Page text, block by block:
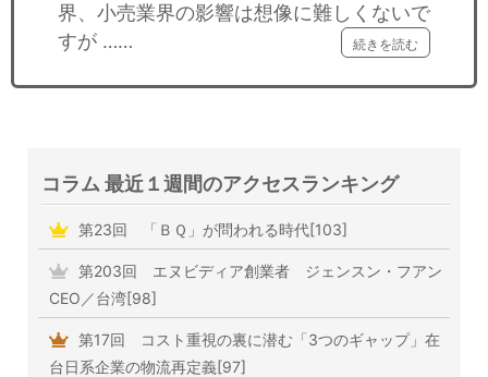
界、小売業界の影響は想像に難しくないで
すが ……
続きを読む
コラム 最近１週間のアクセスランキング
第23回 「ＢＱ」が問われる時代[103]
第203回 エヌビディア創業者 ジェンスン・フアン
CEO／台湾[98]
第17回 コスト重視の裏に潜む「3つのギャップ」在
台日系企業の物流再定義[97]